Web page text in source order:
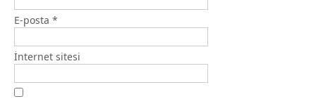
E-posta *
İnternet sitesi